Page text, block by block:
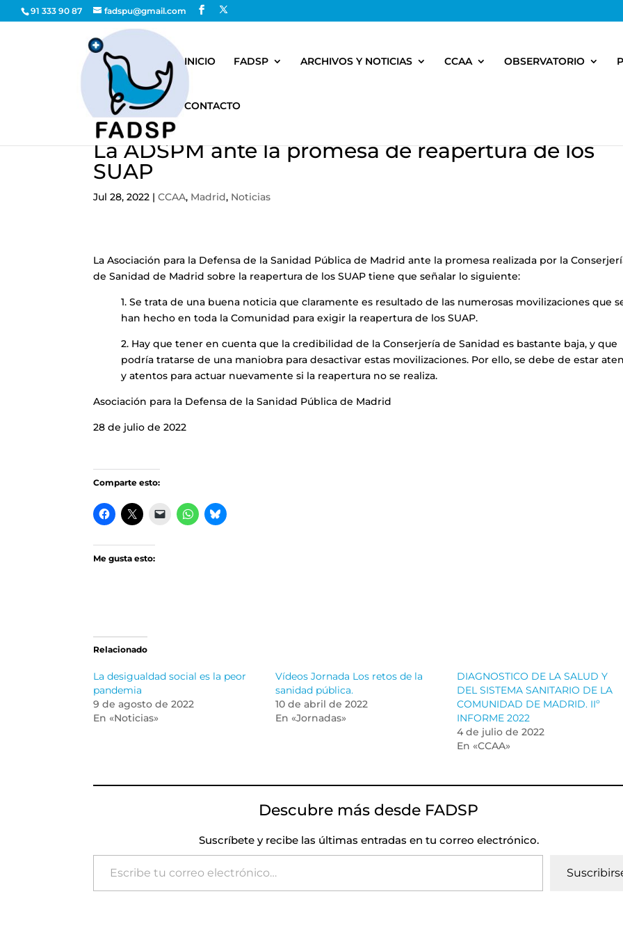
91 333 90 87 fadspu@gmail.com
INICIO FADSP ARCHIVOS Y NOTICIAS CCAA OBSERVATORIO
CONTACTO
La ADSPM ante la promesa de reapertura de los
SUAP
Jul 28, 2022 |CCAA, Madrid, Noticias
La Asociación para la Defensa de la Sanidad Pública de Madrid ante la promesa realizada por la
de Sanidad de Madrid sobre la reapertura de los SUAP tiene que señalar lo siguiente:
1. Se trata de una buena noticia que claramente es resultado de las numerosas movilizaciones que
han hecho en toda la Comunidad para exigir la reapertura de los SUAP.
2. Hay que tener en cuenta que la credibilidad de la Conserjería de Sanidad es bastante baja, y que
podría tratarse de una maniobra para desactivar estas movilizaciones. Por ello, se debe de estar
y atentos para actuar nuevamente si la reapertura no se realiza.
Asociación para la Defensa de la Sanidad Pública de Madrid
28 de julio de 2022
Comparte esto:
Me gusta esto:
Relacionado
La desigualdad social es la peor
pandemia
9 de agosto de 2022
En «Noticias»
Vídeos Jornada Los retos de la
sanidad pública.
10 de abril de 2022
En «Jornadas»
DIAGNOSTICO DE LA SALUD Y
DEL SISTEMA SANITARIO DE LA
COMUNIDAD DE MADRID. IIº
INFORME 2022
4 de julio de 2022
En «CCAA»
Descubre más desde FADSP
Suscríbete y recibe las últimas entradas en tu correo electrónico.
Escribe tu correo electrónico…